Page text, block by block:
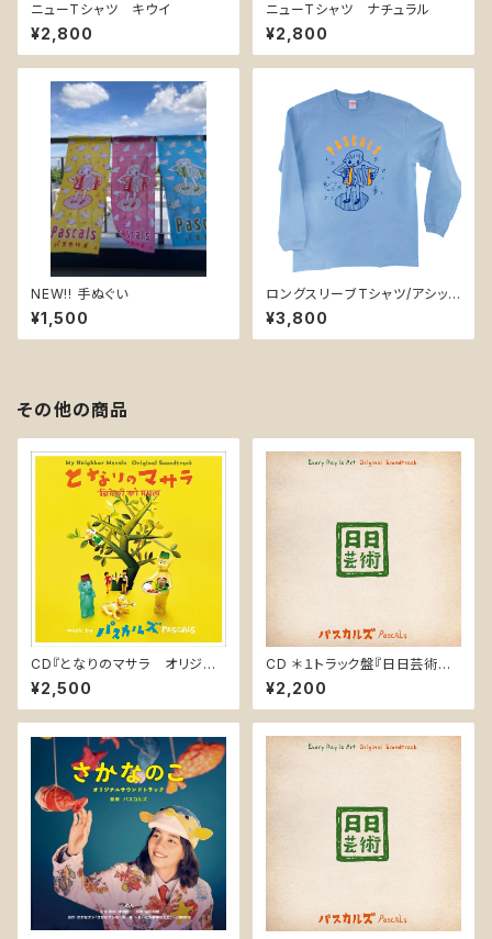
ニューTシャツ キウイ
¥2,800
ニューTシャツ ナチュラル
¥2,800
NEW!! 手ぬぐい
¥1,500
ロングスリーブTシャツ/アシッド
ブルー 5,6オンス L、XLサイ
ズ
¥3,800
その他の商品
CD『となりのマサラ オリジナ
ル・サウンドトラック』(PASK-00
09)
¥2,500
CD ＊１トラック盤『日日芸術
オリジナル・サウンドトラック /
Every Day is Art Original S
oundtrack』PASK-0010
¥2,200